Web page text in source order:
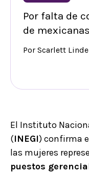
Por falta de
de
Por Scarlett
El Instituto
(INEGI) confirma
las mujeres
puestos